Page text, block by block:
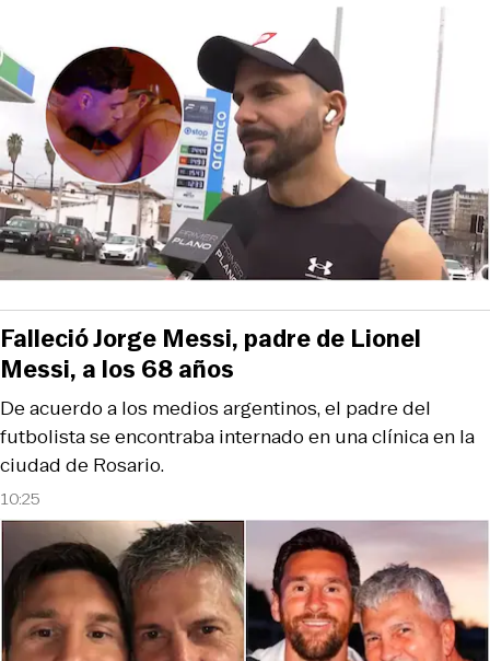
10:25
De acuerdo a los medios argentinos, el padre del
futbolista se encontraba internado en una clínica en la
ciudad de Rosario.
Falleció Jorge Messi, padre de Lionel
Messi, a los 68 años